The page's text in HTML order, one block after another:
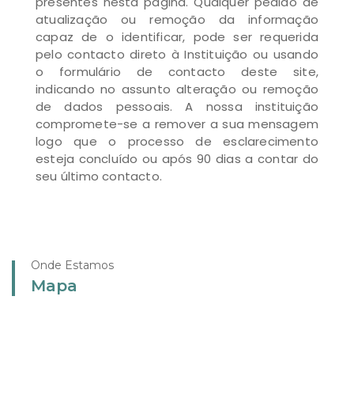
atualização ou remoção da informação
capaz de o identificar, pode ser requerida
pelo contacto direto à Instituição ou usando
o formulário de contacto deste site,
indicando no assunto alteração ou remoção
de dados pessoais. A nossa instituição
compromete-se a remover a sua mensagem
logo que o processo de esclarecimento
esteja concluído ou após 90 dias a contar do
seu último contacto.
Onde Estamos
Mapa